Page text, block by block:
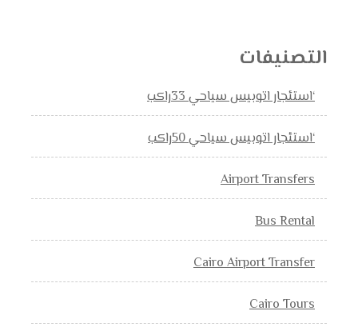
التصنيفات
‘استئجار اتوبيس سياحي 33راكب
‘استئجار اتوبيس سياحي 50راكب
Airport Transfers
Bus Rental
Cairo Airport Transfer
Cairo Tours